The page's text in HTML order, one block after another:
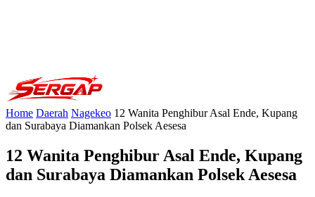
Home Daerah Nagekeo 12 Wanita Penghibur Asal Ende, Kupang
dan Surabaya Diamankan Polsek Aesesa
12 Wanita Penghibur Asal Ende, Kupang
dan Surabaya Diamankan Polsek Aesesa